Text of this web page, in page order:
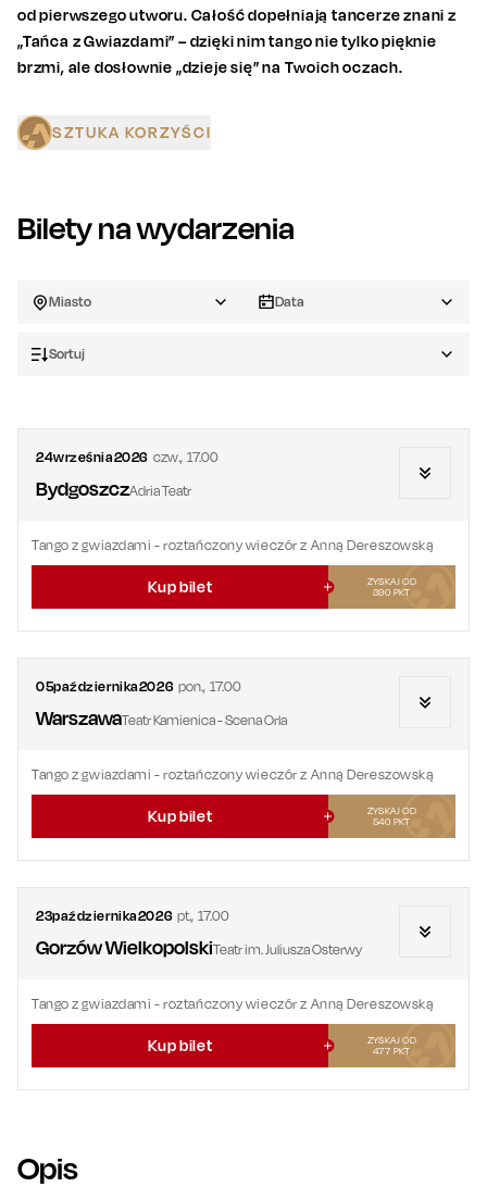
od pierwszego utworu. Całość dopełniają tancerze znani z
„Tańca z Gwiazdami” – dzięki nim tango nie tylko pięknie
brzmi, ale dosłownie „dzieje się” na Twoich oczach.
SZTUKA KORZYŚCI
Bilety na wydarzenia
Miasto Data
Sortuj
24września2026 czw., 17.00
BydgoszczAdria Teatr
Tango z gwiazdami - roztańczony wieczór z Anną Dereszowską
Kup bilet
ZYSKAJ OD
390 PKT
05października2026 pon.,17.00
WarszawaTeatr Kamienica - Scena Orla
Tango z gwiazdami - roztańczony wieczór z Anną Dereszowską
Kup bilet
ZYSKAJ OD
540 PKT
23października2026 pt.,17.00
Gorzów WielkopolskiTeatr im. Juliusza Osterwy
Tango z gwiazdami - roztańczony wieczór z Anną Dereszowską
Kup bilet
ZYSKAJ OD
477 PKT
Opis